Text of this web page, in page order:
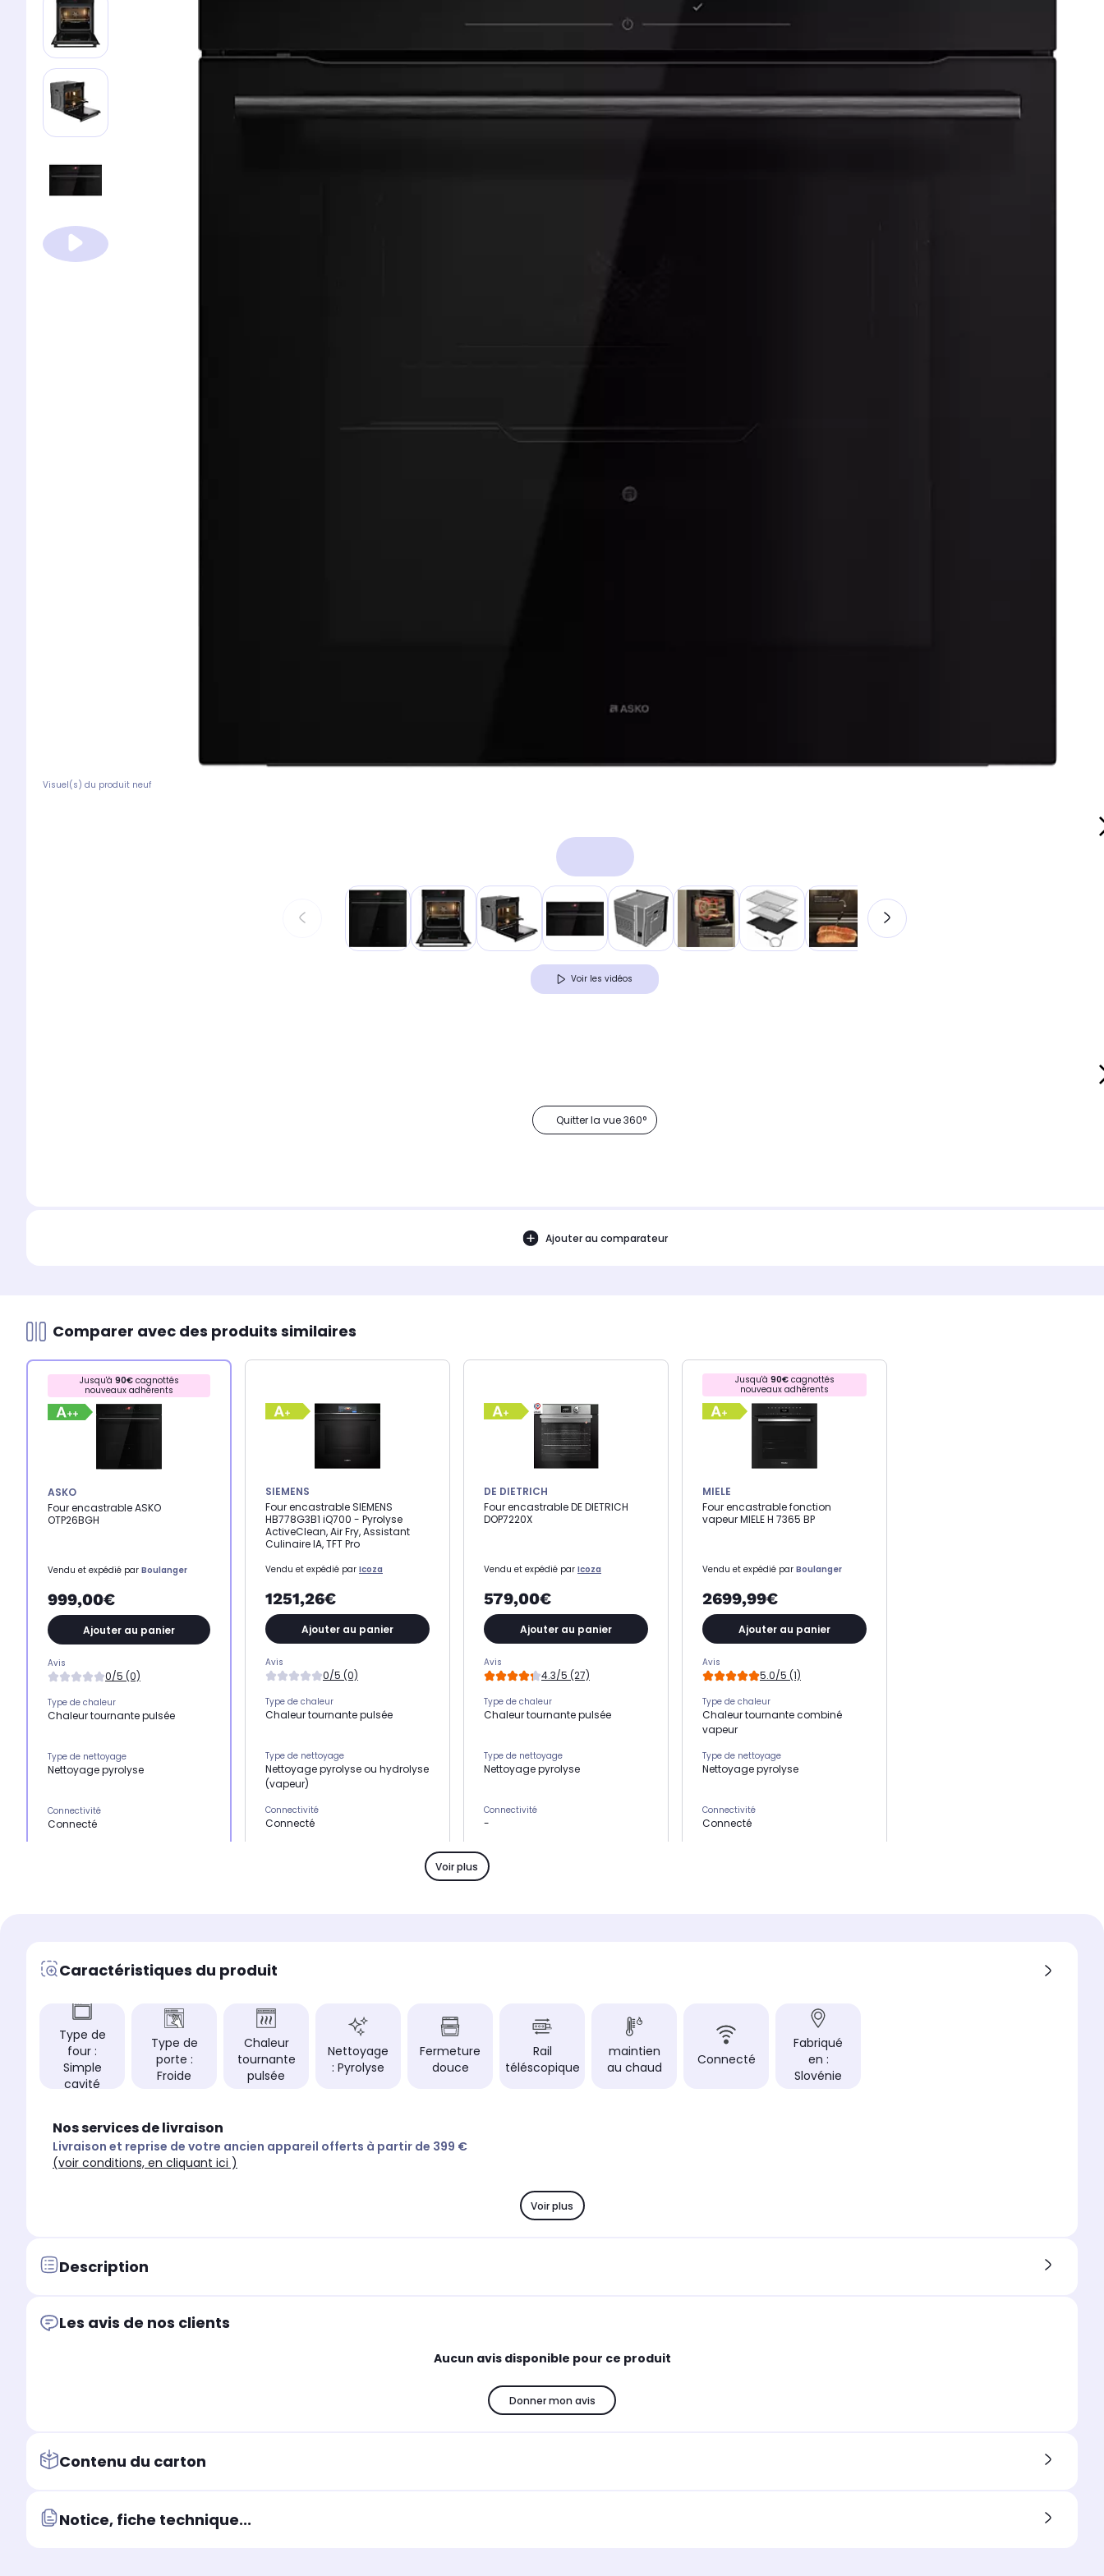
Visuel(s) du produit neuf
Voir les vidéos
Quitter la vue 360°
Ajouter au comparateur
Comparer avec des produits similaires
Jusqu'à 90€cagnottés
nouveaux adhérents
ASKO
Four encastrable ASKO
OTP26BGH
Vendu et expédié par Boulanger
999,00€
Ajouter au panier
Avis
0/5 (0)
Type de chaleur
Chaleur tournante pulsée
Type de nettoyage
Nettoyage pyrolyse
Connectivité
Connecté
SIEMENS
Four encastrable SIEMENS
HB778G3B1 iQ700 - Pyrolyse
ActiveClean, Air Fry, Assistant
Culinaire IA, TFT Pro
Vendu et expédié par Icoza
1251,26€
Ajouter au panier
Avis
0/5 (0)
Type de chaleur
Chaleur tournante pulsée
Type de nettoyage
Nettoyage pyrolyse ou hydrolyse
(vapeur)
Connectivité
Connecté
DE DIETRICH
Four encastrable DE DIETRICH
DOP7220X
Vendu et expédié par Icoza
579,00€
Ajouter au panier
Avis
4.3/5 (27)
Type de chaleur
Chaleur tournante pulsée
Type de nettoyage
Nettoyage pyrolyse
Connectivité
-
Porte froide
Jusqu'à 90€cagnottés
nouveaux adhérents
MIELE
Four encastrable fonction
vapeur MIELE H 7365 BP
Vendu et expédié par Boulanger
2699,99€
Ajouter au panier
Avis
5.0/5 (1)
Type de chaleur
Chaleur tournante combiné
vapeur
Type de nettoyage
Nettoyage pyrolyse
Connectivité
Connecté
Voir plus
Caractéristiques du produit
Type de
four :
Simple
cavité
Type de
porte :
Froide
Chaleur
tournante
pulsée
Nettoyage
: Pyrolyse
Fermeture
douce
Rail
téléscopique
maintien
au chaud
Connecté
Fabriqué
en :
Slovénie
Nos services de livraison
Livraison et reprise de votre ancien appareil offerts à partir de 399 €
(voir conditions, en cliquant ici )
Voir plus
Description
Les avis de nos clients
Aucun avis disponible pour ce produit
Donner mon avis
Contenu du carton
Notice, fiche technique...